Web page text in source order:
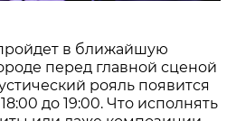
в ближайшую
перед главной сценой
рояль появится
до 19:00. Что исполнять